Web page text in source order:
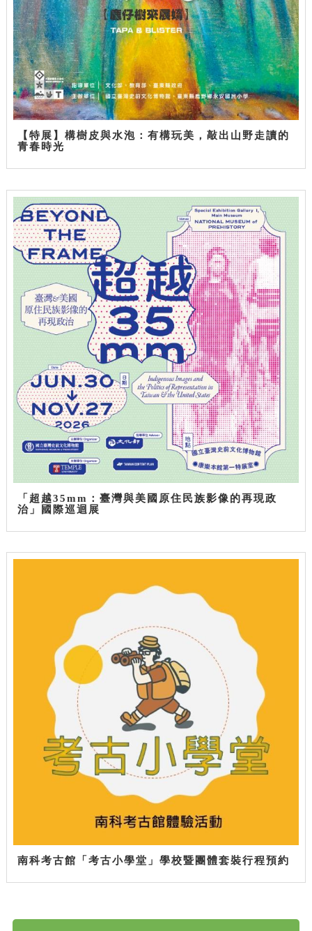
【特展】構樹皮與水泡：有構玩美，敲出山野走讀的
青春時光
「超越35mm：臺灣與美國原住民族影像的再現政
治」國際巡迴展
南科考古館「考古小學堂」學校暨團體套裝行程預約